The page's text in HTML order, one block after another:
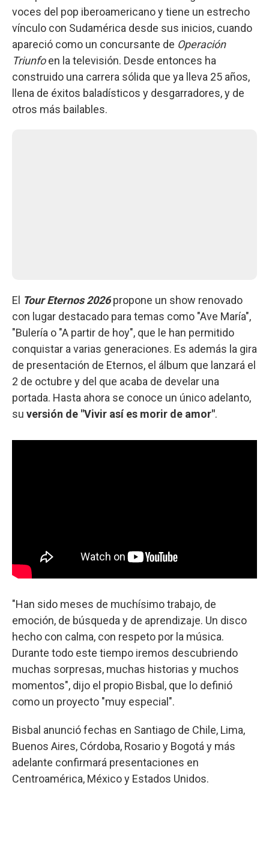
voces del pop iberoamericano y tiene un estrecho
vínculo con Sudamérica desde sus inicios, cuando
apareció como un concursante de Operación
Triunfoen la televisión. Desde entonces ha
construido una carrera sólida que ya lleva 25 años,
llena de éxitos baladísticos y desgarradores, y de
otros más bailables.
El Tour Eternos 2026propone un show renovado
con lugar destacado para temas como "Ave María",
"Bulería o "A partir de hoy", que le han permitido
conquistar a varias generaciones. Es además la gira
de presentación de Eternos, el álbum que lanzará el
2 de octubre y del que acaba de develar una
portada. Hasta ahora se conoce un único adelanto,
su versión de "Vivir así es morir de amor".
"Han sido meses de muchísimo trabajo, de
emoción, de búsqueda y de aprendizaje. Un disco
hecho con calma, con respeto por la música.
Durante todo este tiempo iremos descubriendo
muchas sorpresas, muchas historias y muchos
momentos", dijo el propio Bisbal, que lo definió
como un proyecto "muy especial".
Bisbal anunció fechas en Santiago de Chile, Lima,
Buenos Aires, Córdoba, Rosario y Bogotá y más
adelante confirmará presentaciones en
Centroamérica, México y Estados Unidos.